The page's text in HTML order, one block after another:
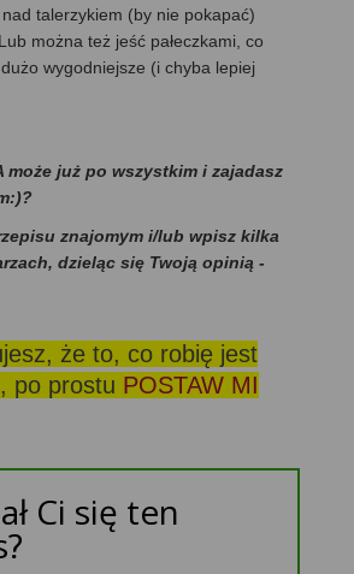
talerzykiem (by nie pokapać)
można też jeść pałeczkami, co
wygodniejsze (i chyba lepiej
może już po wszystkim i zajadasz
znajomym i/lub wpisz kilka
dzieląc się Twoją opinią -
że to, co robię jest
po prostu POSTAW MI
Ci się ten